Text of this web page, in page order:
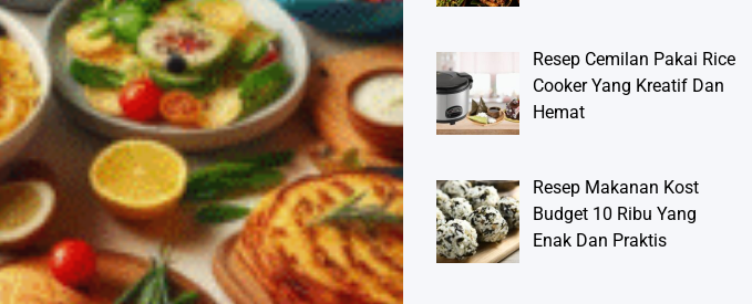
Resep Cemilan Pakai Rice
Cooker Yang Kreatif Dan
Hemat
Resep Makanan Kost
Budget 10 Ribu Yang
Enak Dan Praktis